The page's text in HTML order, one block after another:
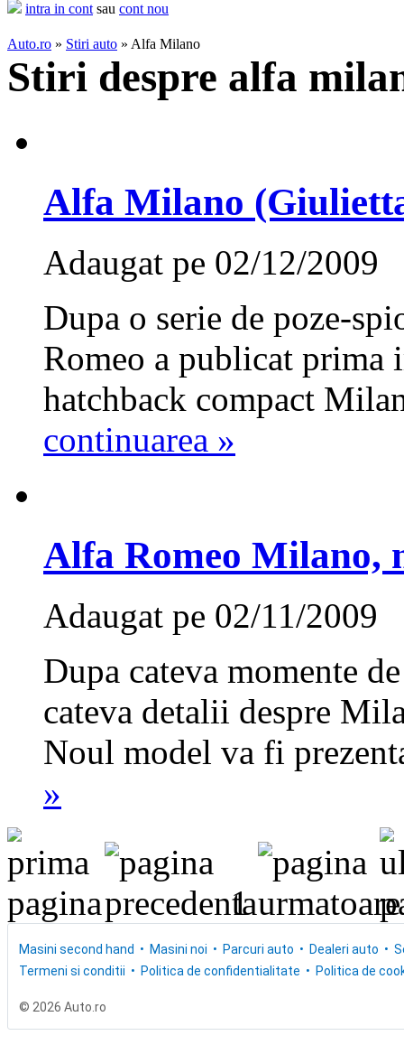
intra in cont sau cont nou
Auto.ro » Stiri auto » Alfa Milano
Stiri despre alfa
Alfa Milano
Adaugat pe 02/12/2009
Dupa o serie de poze-
Romeo a publicat
hatchback compact
continuarea »
Alfa Romeo Milano,
Adaugat pe 02/11/2009
Dupa cateva momente
cateva detalii despre
Noul model va fi
»
1
Masini second hand Masini noi Parcuri auto Dealeri auto
Termeni si conditii
Politica de confidentialitate Politica de
© 2026 Auto.ro